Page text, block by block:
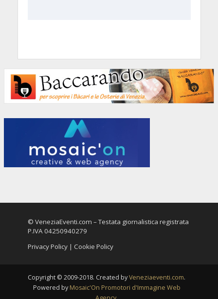
© VeneziaEventi.com – Testata giornalistica registrata
P.IVA 04250940279
Privacy Policy| Cookie Policy
Copyright © 2009-2018. Created byVeneziaeventi.com.
Powered by Mosaic'On Promotori d'Immagine Web